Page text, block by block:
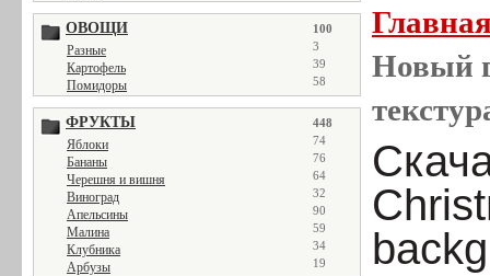
ОВОЩИ 100
Разные 3
Картофель 39
Помидоры 58
ФРУКТЫ 448
Яблоки 74
Бананы 76
Черешня и вишня 64
Виноград 32
Апельсины 90
Малина 59
Клубника 34
Арбузы 19
Новый